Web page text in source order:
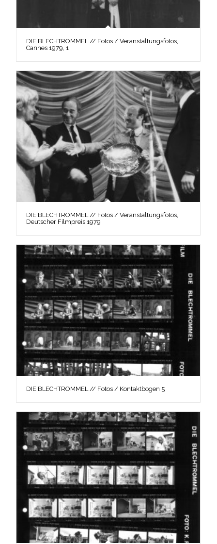
DIE BLECHTROMMEL // Fotos / Veranstaltungsfotos,
Cannes 1979, 1
DIE BLECHTROMMEL // Fotos / Veranstaltungsfotos,
Deutscher Filmpreis 1979
DIE BLECHTROMMEL // Fotos / Kontaktbogen 5